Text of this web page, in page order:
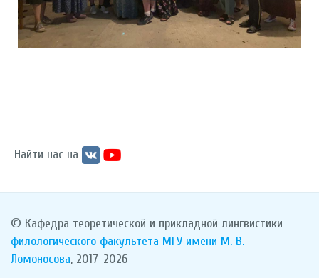
Найти нас на
© Кафедра теоретической и прикладной лингвистики
филологического факультета МГУ имени М. В.
Ломоносова, 2017-2026